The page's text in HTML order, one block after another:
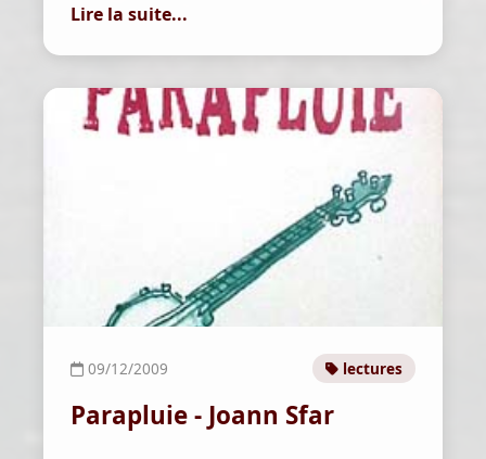
Lire la suite...
09/12/2009 lectures
Parapluie - Joann Sfar